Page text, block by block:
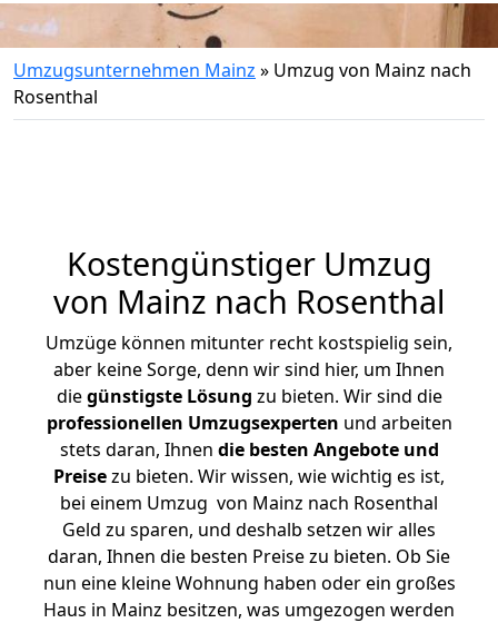
Umzugsunternehmen Mainz » Umzug von Mainz nach
Rosenthal
Kostengünstiger Umzug
von Mainz nach Rosenthal
Umzüge können mitunter recht kostspielig sein,
aber keine Sorge, denn wir sind hier, um Ihnen
diegünstigste Lösung zu bieten. Wir sind die
professionellen Umzugsexperten und arbeiten
stets daran, Ihnen die besten Angebote und
Preisezu bieten. Wir wissen, wie wichtig es ist,
bei einem Umzug von Mainz nach Rosenthal
Geld zu sparen, und deshalb setzen wir alles
daran, Ihnen die besten Preise zu bieten. Ob Sie
nun eine kleine Wohnung haben oder ein großes
Haus in Mainz besitzen, was umgezogen werden